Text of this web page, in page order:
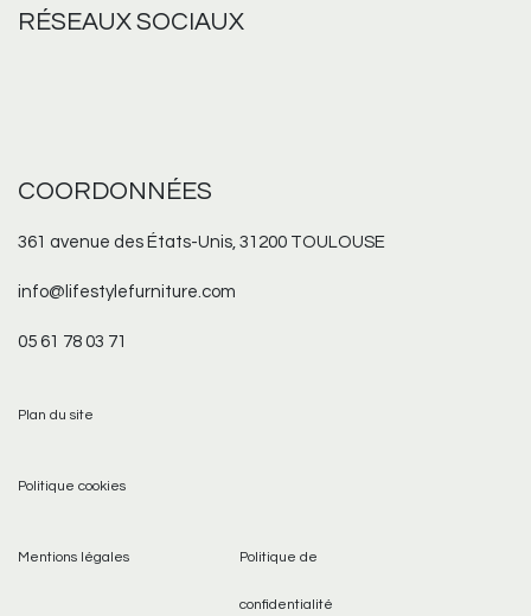
RÉSEAUXSOCIAUX
COORDONNÉES
361 avenue des États-Unis, 31200 TOULOUSE
info@lifestylefurniture.com
05 61 78 03 71
Plan du site
Politique cookies
Mentions légales Politique de
confidentialité